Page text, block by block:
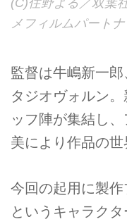
(C)住野よる／双葉
メフィルムパート
監督は牛嶋新一
タジオヴォルン
ッフ陣が集結し
美により作品の世
今回の起用に製作
というキャラク